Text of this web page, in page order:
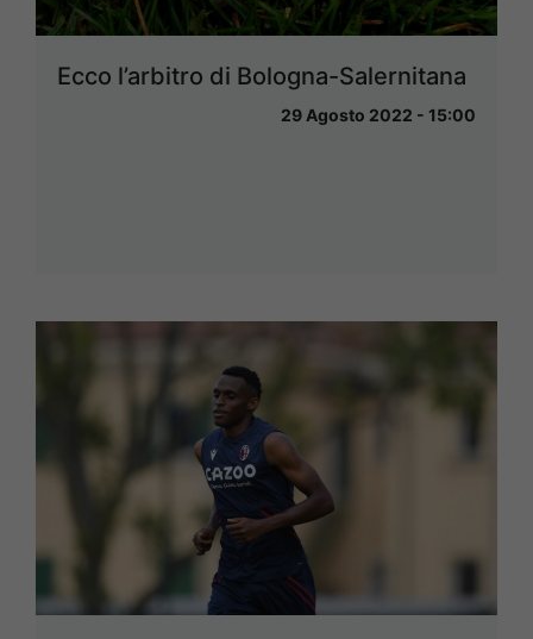
Ecco l’arbitro di Bologna-Salernitana
29 Agosto 2022 - 15:00